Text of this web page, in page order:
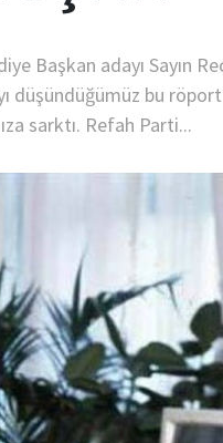
Başkan adayı Sayın
düşündüğümüz bu
sarktı. Refah Parti...